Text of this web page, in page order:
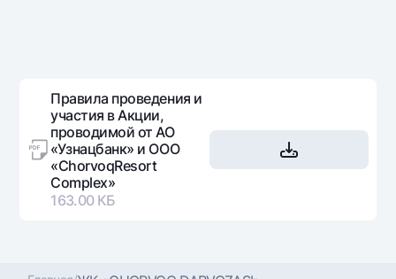
Правила проведения и
участия в Акции,
проводимой от АО
«Узнацбанк» и ООО
«ChorvoqResort
Complex»
163.00 КБ